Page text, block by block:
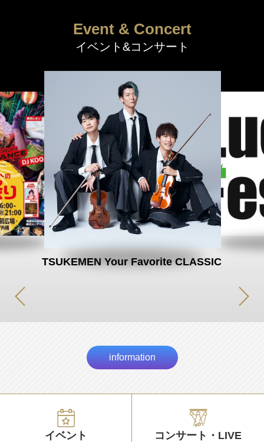
Event & Concert
イベント&コンサート
TSUKEMEN Your Favorite CLASSIC
information
イベント コンサート・LIVE